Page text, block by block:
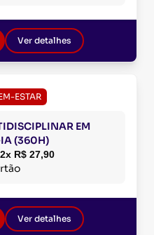
Ver detalhes
ESTAR
EM
(360H)
R$ 27,90
Ver detalhes